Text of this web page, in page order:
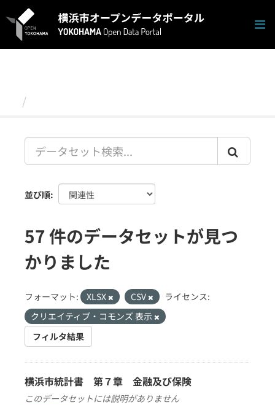
キ
並び順
57 件のデータセットが見つ
かりました
フォーマット: XLSX CSV
ライセンス:
クリエイティブ・コモンズ 表示
フィルタ結果
横浜市統計書 第７章 金融及び保険
このデータセットには説明がありません